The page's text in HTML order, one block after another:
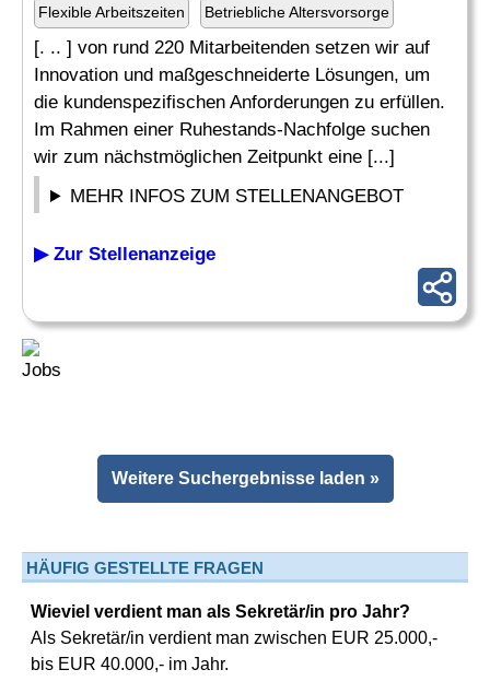
Flexible Arbeitszeiten Betriebliche Altersvorsorge
[. .. ] von rund 220 Mitarbeitenden setzen wir auf
Innovation und maßgeschneiderte Lösungen, um
die kundenspezifischen Anforderungen zu erfüllen.
Im Rahmen einer Ruhestands-Nachfolge suchen
wir zum nächstmöglichen Zeitpunkt eine [...]
MEHR INFOS ZUM STELLENANGEBOT
▶ Zur Stellenanzeige
Weitere Suchergebnisse laden »
HÄUFIG GESTELLTE FRAGEN
Wieviel verdient man als Sekretär/in pro Jahr?
Als Sekretär/in verdient man zwischen EUR 25.000,-
bis EUR 40.000,- im Jahr.